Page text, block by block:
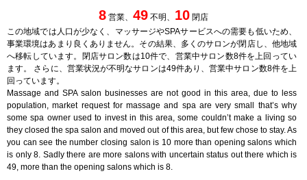
8 営業、 49 不明、 10 閉店
この地域では人口が少なく、マッサージやSPAサービスへの需要も低いため、
事業環境はあまり良くありません。その結果、多くのサロンが閉店し、他地域
へ移転しています。閉店サロン数は10件で、営業中サロン数8件を上回ってい
ます。 さらに、営業状況が不明なサロンは49件あり、営業中サロン数8件を上
回っています。
Massage and SPA salon businesses are not good in this area, due to less
population, market request for massage and spa are very small that’s why
some spa owner used to invest in this area, some couldn’t make a living so
they closed the spa salon and moved out of this area, but few chose to stay. As
you can see the number closing salon is 10 more than opening salons which
is only 8. Sadly there are more salons with uncertain status out there which is
49, more than the opening salons which is 8.